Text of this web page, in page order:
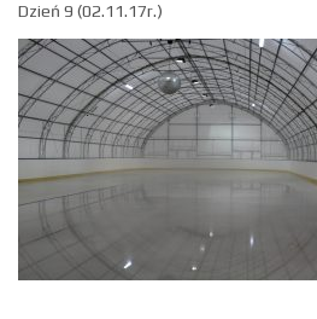
Dzień 9 (02.11.17r.)